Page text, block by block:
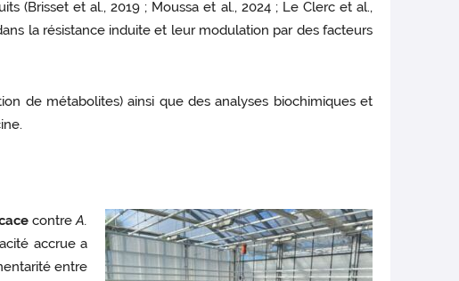
(Brisset et al., 2019 ; Moussa et al., 2024 ; Le Clerc et al.,
la résistance induite et leur modulation par des facteurs
de métabolites) ainsi que des analyses biochimiques et
contreA.
accrue a
entre